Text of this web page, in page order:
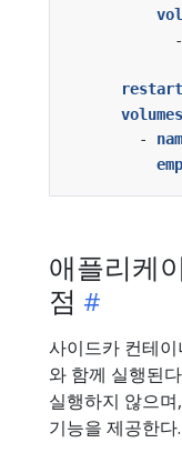
-
volumes
-
애플리케
점
사이드카 컨테
와 함께 실행된
실행하지 않으
기능을 제공한다.